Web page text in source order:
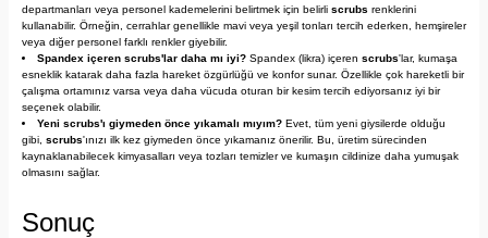
departmanları veya personel kademelerini belirtmek için belirli scrubs renklerini
kullanabilir. Örneğin, cerrahlar genellikle mavi veya yeşil tonları tercih ederken, hemşireler
veya diğer personel farklı renkler giyebilir.
Spandex içeren scrubs'lar daha mı iyi? Spandex (likra) içerenscrubs'lar, kumaşa
esneklik katarak daha fazla hareket özgürlüğü ve konfor sunar. Özellikle çok hareketli bir
çalışma ortamınız varsa veya daha vücuda oturan bir kesim tercih ediyorsanız iyi bir
seçenek olabilir.
Yeni scrubs'ı giymeden önce yıkamalı mıyım? Evet, tüm yeni giysilerde olduğu
gibi, scrubs'ınızı ilk kez giymeden önce yıkamanız önerilir. Bu, üretim sürecinden
kaynaklanabilecek kimyasalları veya tozları temizler ve kumaşın cildinize daha yumuşak
olmasını sağlar.
Sonuç